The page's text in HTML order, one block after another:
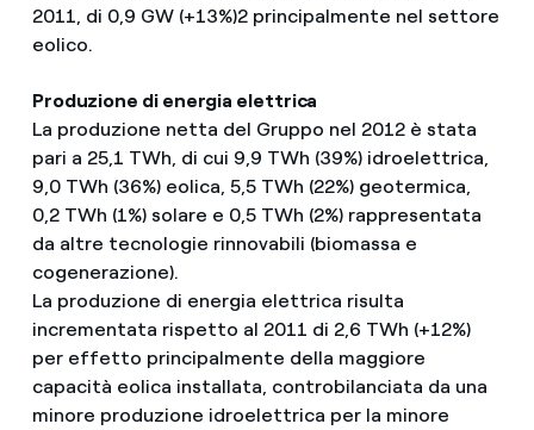
2011, di 0,9 GW (+13%)2 principalmente nel settore
eolico.
Produzione di energia elettrica
La produzione netta del Gruppo nel 2012 è stata
pari a 25,1 TWh, di cui 9,9 TWh (39%) idroelettrica,
9,0 TWh (36%) eolica, 5,5 TWh (22%) geotermica,
0,2 TWh (1%) solare e 0,5 TWh (2%) rappresentata
da altre tecnologie rinnovabili (biomassa e
cogenerazione).
La produzione di energia elettrica risulta
incrementata rispetto al 2011 di 2,6 TWh (+12%)
per effetto principalmente della maggiore
capacità eolica installata, controbilanciata da una
minore produzione idroelettrica per la minore